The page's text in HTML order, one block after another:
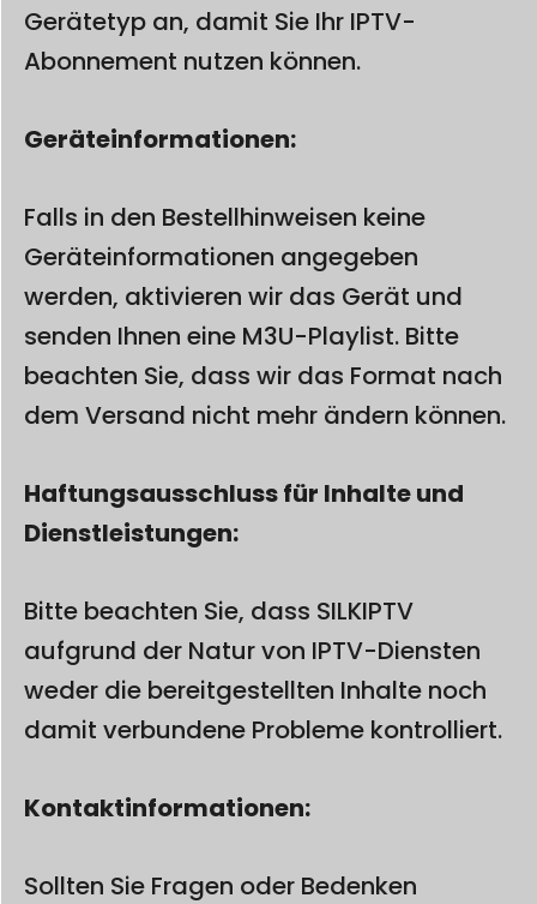
Gerätetyp an, damit Sie Ihr IPTV-
Abonnement nutzen können.
Geräteinformationen:
Falls in den Bestellhinweisen keine
Geräteinformationen angegeben
werden, aktivieren wir das Gerät und
senden Ihnen eine M3U-Playlist. Bitte
beachten Sie, dass wir das Format nach
dem Versand nicht mehr ändern können.
Haftungsausschluss für Inhalte und
Dienstleistungen:
Bitte beachten Sie, dass SILKIPTV
aufgrund der Natur von IPTV-Diensten
weder die bereitgestellten Inhalte noch
damit verbundene Probleme kontrolliert.
Kontaktinformationen:
Sollten Sie Fragen oder Bedenken